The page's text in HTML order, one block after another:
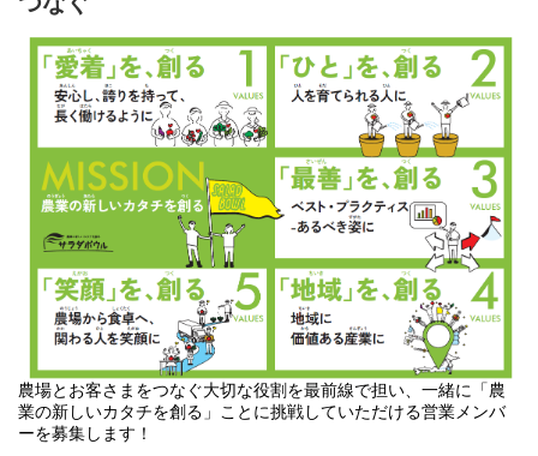
躍いただきます。
※すべてのポジションにおいて、現場に入りながら組織・生産を
動かすプレイングマネージャーとしての役割を担っていただくこ
とを想定しています。
◆ 生産管理マネージャー
50〜120名のスタッフが関わりながら日々の生産を進める大規模農
場において、生産管理マネージャーは、現場全体の進行管理と組
織マネジメントを担い、生産計画を実行に移す中心的な存在で
す。
メンバー個々の年齢・経験・特性を踏まえながらチーム力を最大
化し、「人を活かして生産性を高める」役割を担います。
＜主な業務＞
・パート・アルバイトスタッフのマネジメント
・作業計画・シフト設計・人員配置の最適化
・作業進捗・品質・安全管理
・チームメンバーの育成・評価
・作業改善・標準化の推進
・労務管理・働きやすい現場づくり
農場とお客さまをつなぐ大切な役割を最前線で担い、一緒に「農
業の新しいカタチを創る」ことに挑戦していただける営業メンバ
ーを募集します！